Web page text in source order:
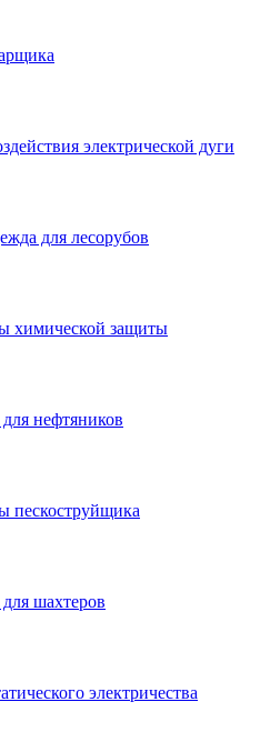
электрической дуги
для лесорубов
химической защиты
нефтяников
пескоструйщика
шахтеров
электричества